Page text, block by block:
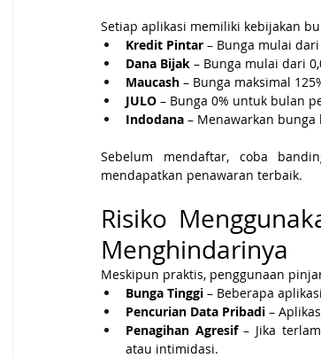
Setiap aplikasi memiliki kebijakan
Kredit Pintar – Bunga mulai
Dana Bijak – Bunga mulai dari
Maucash – Bunga maksimal
JULO – Bunga 0% untuk bulan
Indodana – Menawarkan
Sebelum mendaftar, coba
mendapatkan penawaran terbaik.
Risiko
Menghindarinya
Meskipun praktis, penggunaan
Bunga Tinggi – Beberapa
Pencurian Data Pribadi –
Penagihan Agresif – Jika
atau intimidasi.